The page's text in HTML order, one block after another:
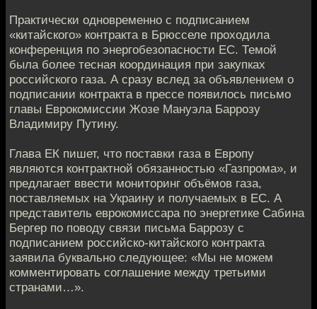
Практически одновременно с подписанием
«китайского» контракта в Брюсселе проходила
конференция по энергобезопасности ЕС. Темой
была более тесная координация при закупках
российского газа. А сразу вслед за объявлением о
подписании контракта в прессе появилось письмо
главы Еврокомиссии Жозе Мануэла Баррозу
Владимиру Путину.
Глава ЕК пишет, что поставки газа в Европу
являются контрактной обязанностью «Газпрома», и
предлагает ввести мониторинг объёмов газа,
поставляемых на Украину и получаемых в ЕС. А
представитель еврокомиссара по энергетике Сабина
Бергер по поводу связи письма Баррозу с
подписанием российско-китайского контракта
заявила буквально следующее: «Мы не можем
комментировать соглашение между третьими
странами…».